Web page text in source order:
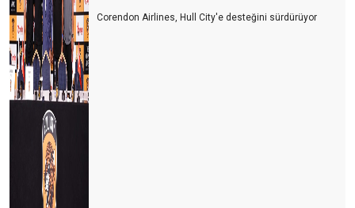
Corendon Airlines, Hull City'e desteğini sürdürüyor